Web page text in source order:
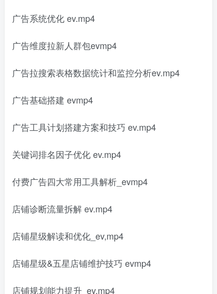
广告系统优化 ev.mp4
广告维度拉新人群包evmp4
广告拉搜索表格数据统计和监控分析ev.mp4
广告基础搭建 evmp4
广告工具计划搭建方案和技巧 ev.mp4
关键词排名因子优化 ev.mp4
付费广告四大常用工具解析_evmp4
店铺诊断流量拆解 ev.mp4
店铺星级解读和优化_ev,mp4
店铺星级&五星店铺维护技巧 evmp4
店铺规划能力提升_ev.mp4